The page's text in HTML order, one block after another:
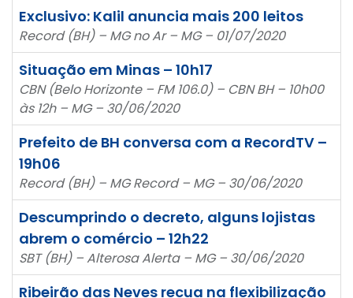
Exclusivo: Kalil anuncia mais 200 leitos
Record (BH) – MG no Ar – MG – 01/07/2020
Situação em Minas – 10h17
CBN (Belo Horizonte – FM 106.0) – CBN BH – 10h00
às 12h – MG – 30/06/2020
Prefeito de BH conversa com a RecordTV –
19h06
Record (BH) – MG Record – MG – 30/06/2020
Descumprindo o decreto, alguns lojistas
abrem o comércio – 12h22
SBT (BH) – Alterosa Alerta – MG – 30/06/2020
Ribeirão das Neves recua na flexibilização